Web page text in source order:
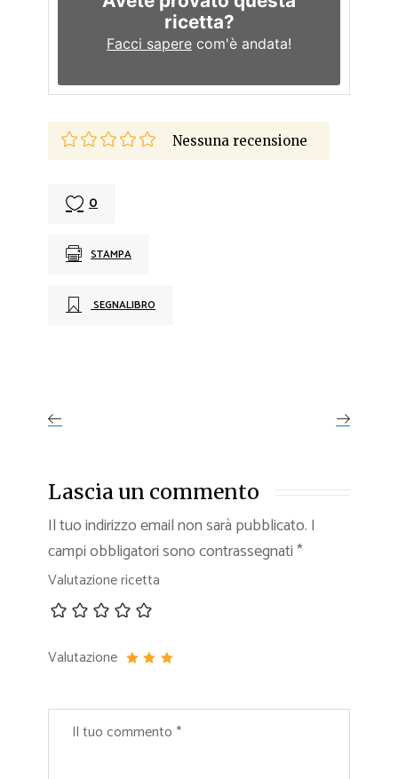
ricetta?
Facci sapere com'è andata!
Nessuna recensione
0
STAMPA
SEGNALIBRO
Lascia un commento
Il tuo indirizzo email non sarà pubblicato. I
campi obbligatori sono contrassegnati*
Valutazione ricetta
Valutazione